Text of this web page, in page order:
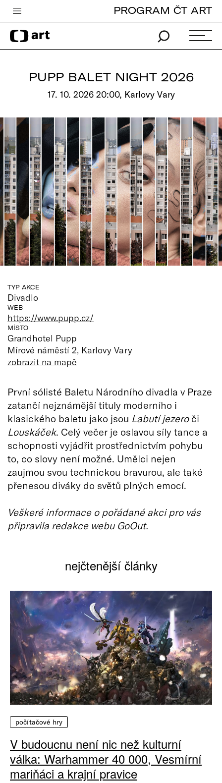
Česká televize
Zpravodajství
Pro děti
edu
Vše o ČT
PROGRAM ČT ART
PUPP BALET NIGHT 2026
17. 10. 2026 20:00, Karlovy Vary
TYP AKCE
Divadlo
WEB
https://www.pupp.cz/
MÍSTO
Grandhotel Pupp
Mírové náměstí 2, Karlovy Vary
zobrazit na mapě
První sólisté Baletu Národního divadla v Praze
zatančí nejznámější tituly moderního i
klasického baletu jako jsou Labutí jezeroči
Louskáček. Celý večer je oslavou síly tance a
schopnosti vyjádřit prostřednictvím pohybu
to, co slovy není možné. Umělci nejen
zaujmou svou technickou bravurou, ale také
přenesou diváky do světů plných emocí.
Veškeré informace o pořádané akci pro vás
připravila redakce webu GoOut.
nejčtenější články
počítačové hry
V budoucnu není nic než kulturní
válka: Warhammer 40 000, Vesmírní
mariňáci a krajní pravice